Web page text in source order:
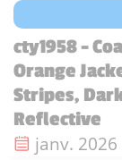
cty1958 -
Orange
Stripes,
Reflective
Date de
janv. 2026